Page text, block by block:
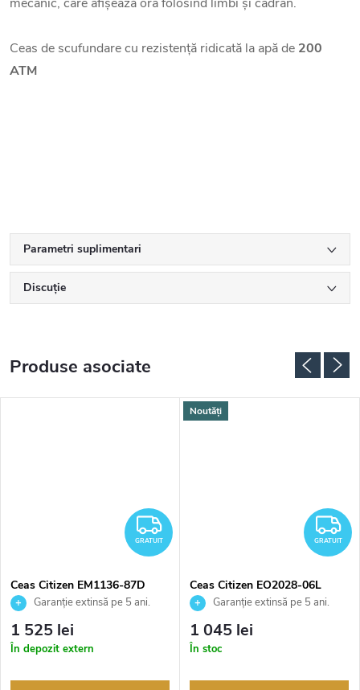
Ceas de scufundare cu rezistență ridicată la apă de 200
ATM
Parametri suplimentari
Discuţie
Produse asociate
GRATUIT
GRATUIT
Ceas Citizen EM1136-87D
Garanție extinsă pe 5 ani.
Până la 100 de zile pentru
returnarea bunurilor. Vânzător
autorizat
1 525 lei
În depozit extern
Noutăți
GRATUIT
Ceas Citizen EO2028-06L
Garanție extinsă pe 5 ani.
Până la 100 de zile pentru
returnarea bunurilor. Vânzător
1 045 lei
În stoc